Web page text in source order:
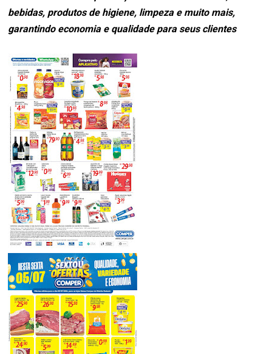
bebidas, produtos de higiene, limpeza e muito mais,
garantindo economia e qualidade para seus clientes